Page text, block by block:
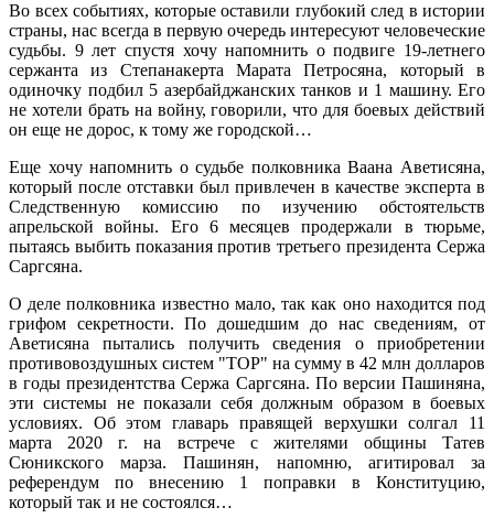
Во всех событиях, которые оставили глубокий след в истории
страны, нас всегда в первую очередь интересуют человеческие
судьбы. 9 лет спустя хочу напомнить о подвиге 19-летнего
сержанта из Степанакерта Марата Петросяна, который в
одиночку подбил 5 азербайджанских танков и 1 машину. Его
не хотели брать на войну, говорили, что для боевых действий
он еще не дорос, к тому же городской…
Еще хочу напомнить о судьбе полковника Ваана Аветисяна,
который после отставки был привлечен в качестве эксперта в
Следственную комиссию по изучению обстоятельств
апрельской войны. Его 6 месяцев продержали в тюрьме,
пытаясь выбить показания против третьего президента Сержа
Саргсяна.
О деле полковника известно мало, так как оно находится под
грифом секретности. По дошедшим до нас сведениям, от
Аветисяна пытались получить сведения о приобретении
противовоздушных систем "ТОР" на сумму в 42 млн долларов
в годы президентства Сержа Саргсяна. По версии Пашиняна,
эти системы не показали себя должным образом в боевых
условиях. Об этом главарь правящей верхушки солгал 11
марта 2020 г. на встрече с жителями общины Татев
Сюникского марза. Пашинян, напомню, агитировал за
референдум по внесению 1 поправки в Конституцию,
который так и не состоялся…